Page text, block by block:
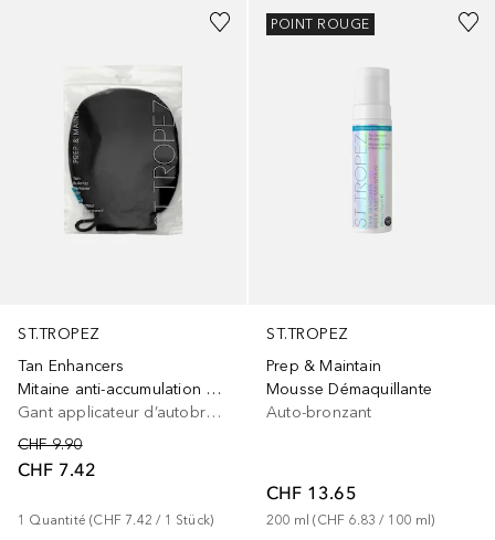
ST.TROPEZ
Tan Enhancers
Mitaine anti-accumulation de bronzage
Gant applicateur d’autobronzant
CHF 9.90
CHF 7.42
1 Quantité (CHF 7.42 / 1 Stück)
ST.TROPEZ
Prep & Maintain
Mousse Démaquillante
Auto-bronzant
CHF 13.65
200 ml (CHF 6.83 / 100 ml)
POINT ROUGE